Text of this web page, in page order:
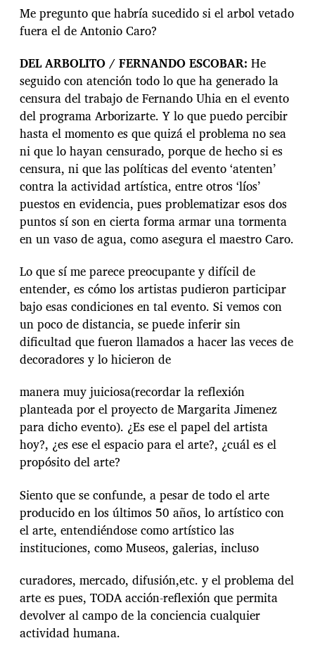
Me pregunto que habría sucedido si el arbol vetado
fuera el de Antonio Caro?
DEL ARBOLITO / FERNANDO ESCOBAR: He
seguido con atención todo lo que ha generado la
censura del trabajo de Fernando Uhia en el evento
del programa Arborizarte. Y lo que puedo percibir
hasta el momento es que quizá el problema no sea
ni que lo hayan censurado, porque de hecho si es
censura, ni que las políticas del evento ‘atenten’
contra la actividad artística, entre otros ‘líos’
puestos en evidencia, pues problematizar esos dos
puntos sí son en cierta forma armar una tormenta
en un vaso de agua, como asegura el maestro Caro.
Lo que sí me parece preocupante y difícil de
entender, es cómo los artistas pudieron participar
bajo esas condiciones en tal evento. Si vemos con
un poco de distancia, se puede inferir sin
dificultad que fueron llamados a hacer las veces de
decoradores y lo hicieron de
manera muy juiciosa(recordar la reflexión
planteada por el proyecto de Margarita Jimenez
para dicho evento). ¿Es ese el papel del artista
hoy?, ¿es ese el espacio para el arte?, ¿cuál es el
propósito del arte?
Siento que se confunde, a pesar de todo el arte
producido en los últimos 50 años, lo artístico con
el arte, entendiéndose como artístico las
instituciones, como Museos, galerias, incluso
curadores, mercado, difusión,etc. y el problema del
arte es pues, TODA acción-reflexión que permita
devolver al campo de la conciencia cualquier
actividad humana.